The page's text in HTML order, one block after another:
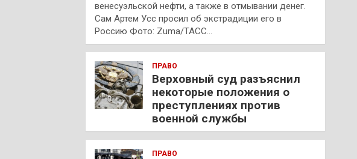
венесуэльской нефти, а также в отмывании денег.
Сам Артем Усс просил об экстрадиции его в
Россию Фото: Zuma/ТАСС…
ПРАВО
Верховный суд разъяснил
некоторые положения о
преступлениях против
военной службы
ПРАВО